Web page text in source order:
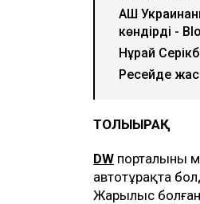
АҚШ
көндірді -
Нұрай
Ресейде
ТОЛЫҒЫРАҚ
DW порталының
автотұрақта
Жарылыс болған